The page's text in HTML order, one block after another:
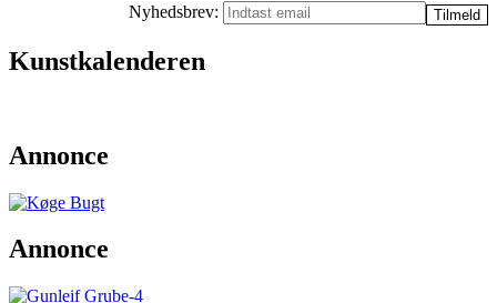
Nyhedsbrev:
Kunstkalenderen
Annonce
Annonce